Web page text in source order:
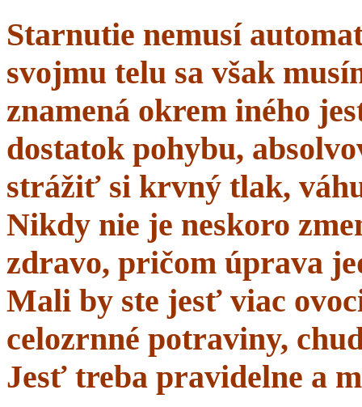
Starnutie nemusí
svojmu telu sa však
znamená okrem iného
dostatok pohybu,
strážiť si krvný tlak,
Nikdy nie je neskoro
zdravo, pričom úprava
Mali by ste jesť viac
celozrnné potraviny,
Jesť treba pravidelne a